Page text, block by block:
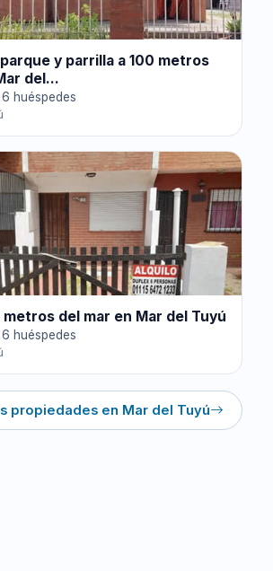
y parrilla a 100 metros
del...
6 huéspedes
metros del mar en Mar del Tuyú
6 huéspedes
propiedades en Mar del Tuyú